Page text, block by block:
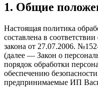
1. Общие
Настоящая политика
составлена в
закона от 27.07.2006.
(далее — Закон о
порядок обработки
обеспечению
предпринимаемые ИП